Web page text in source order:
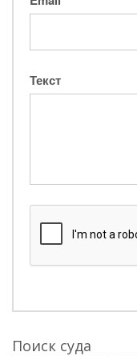
Текст
Поиск суда